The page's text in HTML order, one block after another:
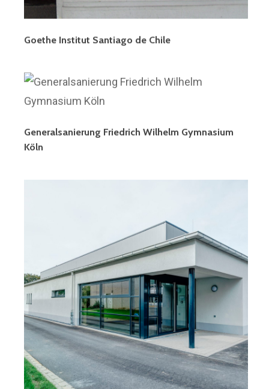
Goethe Institut Santiago de Chile
Generalsanierung Friedrich Wilhelm Gymnasium
Köln